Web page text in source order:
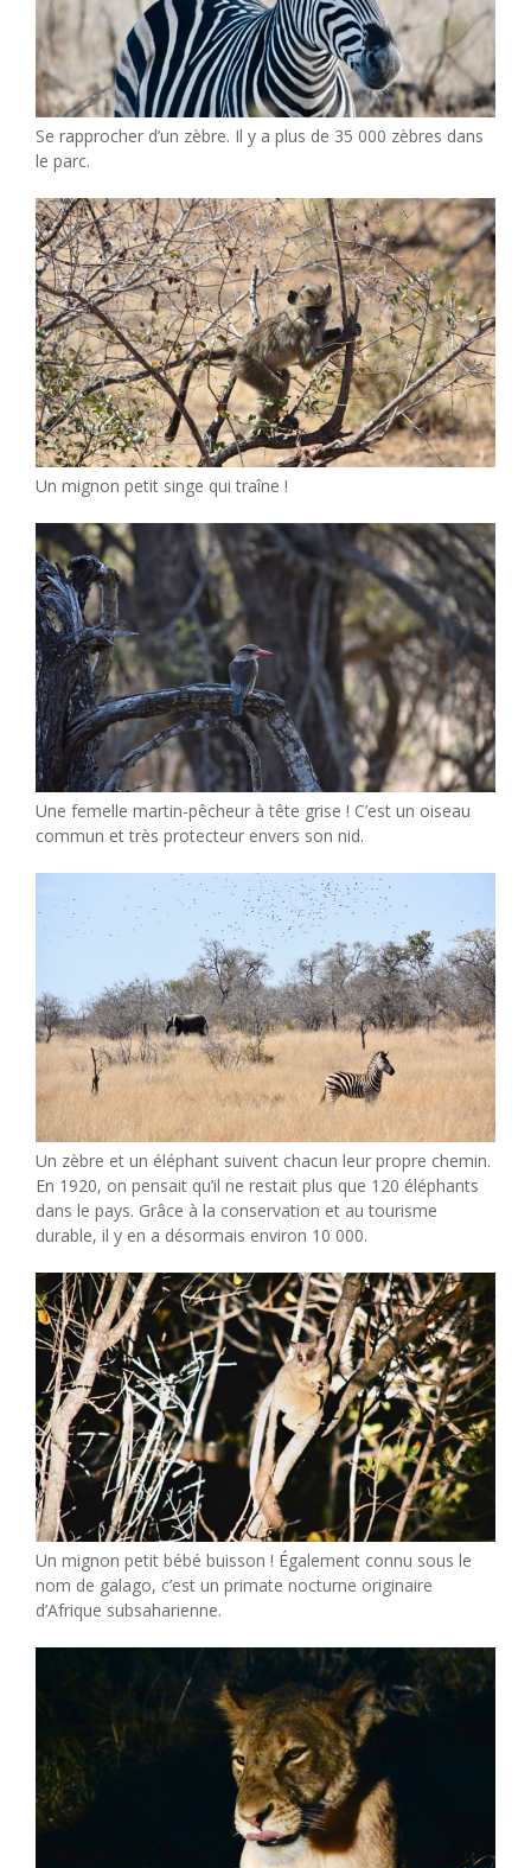
Se rapprocher d’un zèbre. Il y a plus de 35 000 zèbres dans
le parc.
Un mignon petit singe qui traîne !
Une femelle martin-pêcheur à tête grise ! C’est un oiseau
commun et très protecteur envers son nid.
Un zèbre et un éléphant suivent chacun leur propre chemin.
En 1920, on pensait qu’il ne restait plus que 120 éléphants
dans le pays. Grâce à la conservation et au tourisme
durable, il y en a désormais environ 10 000.
Un mignon petit bébé buisson ! Également connu sous le
nom de galago, c’est un primate nocturne originaire
d’Afrique subsaharienne.